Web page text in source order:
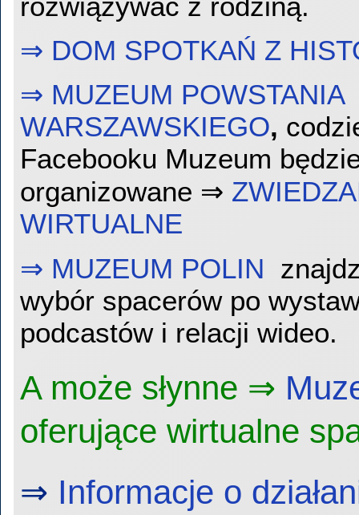
⇒ DOM SPOTKAŃ Z
⇒ MUZEUM POWSTANIA
WARSZAWSKIEGO,
Facebooku Muzeum
organizowane ⇒
WIRTUALNE
⇒ MUZEUM POLIN
wybór spacerów po
podcastów i relacji wideo.
A może słynne ⇒
oferujące wirtualne
⇒ Informacje o